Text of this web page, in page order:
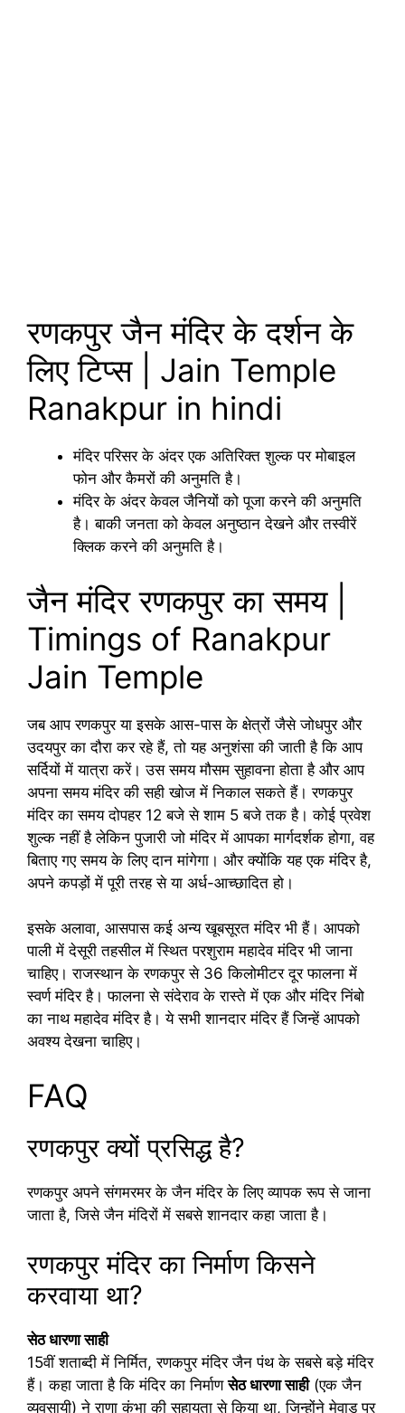
रणकपुर जैन मंदिर के दर्शन के
लिए टिप्स | Jain Temple
Ranakpur in hindi
मंदिर परिसर के अंदर एक अतिरिक्त शुल्क पर मोबाइल
फोन और कैमरों की अनुमति है।
मंदिर के अंदर केवल जैनियों को पूजा करने की अनुमति
है। बाकी जनता को केवल अनुष्ठान देखने और तस्वीरें
क्लिक करने की अनुमति है।
जैन मंदिर रणकपुर का समय |
Timings of Ranakpur
Jain Temple
जब आप रणकपुर या इसके आस-पास के क्षेत्रों जैसे जोधपुर और
उदयपुर का दौरा कर रहे हैं, तो यह अनुशंसा की जाती है कि आप
सर्दियों में यात्रा करें। उस समय मौसम सुहावना होता है और आप
अपना समय मंदिर की सही खोज में निकाल सकते हैं। रणकपुर
मंदिर का समय दोपहर 12 बजे से शाम 5 बजे तक है। कोई प्रवेश
शुल्क नहीं है लेकिन पुजारी जो मंदिर में आपका मार्गदर्शक होगा, वह
बिताए गए समय के लिए दान मांगेगा। और क्योंकि यह एक मंदिर है,
अपने कपड़ों में पूरी तरह से या अर्ध-आच्छादित हो।
इसके अलावा, आसपास कई अन्य खूबसूरत मंदिर भी हैं। आपको
पाली में देसूरी तहसील में स्थित परशुराम महादेव मंदिर भी जाना
चाहिए। राजस्थान के रणकपुर से 36 किलोमीटर दूर फालना में
स्वर्ण मंदिर है। फालना से संदेराव के रास्ते में एक और मंदिर निंबो
का नाथ महादेव मंदिर है। ये सभी शानदार मंदिर हैं जिन्हें आपको
अवश्य देखना चाहिए।
FAQ
रणकपुर क्यों प्रसिद्ध है?
रणकपुर अपने संगमरमर के जैन मंदिर के लिए व्यापक रूप से जाना
जाता है, जिसे जैन मंदिरों में सबसे शानदार कहा जाता है।
रणकपुर मंदिर का निर्माण किसने
करवाया था?
सेठ धारणा साही
15वीं शताब्दी में निर्मित, रणकपुर मंदिर जैन पंथ के सबसे बड़े मंदिर
हैं। कहा जाता है कि मंदिर का निर्माणसेठ धारणा साही(एक जैन
व्यवसायी) ने राणा कुंभा की सहायता से किया था, जिन्होंने मेवाड़ पर